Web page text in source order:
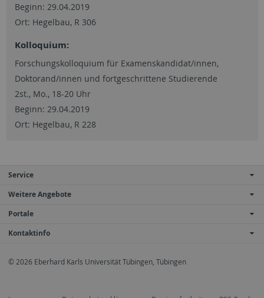
Beginn: 29.04.2019
Ort: Hegelbau, R 306
Kolloquium:
Forschungskolloquium für Examenskandidat/innen,
Doktorand/innen und fortgeschrittene Studierende
2st., Mo., 18-20 Uhr
Beginn: 29.04.2019
Ort: Hegelbau, R 228
Service
Weitere Angebote
Portale
Kontaktinfo
© 2026 Eberhard Karls Universität Tübingen, Tübingen